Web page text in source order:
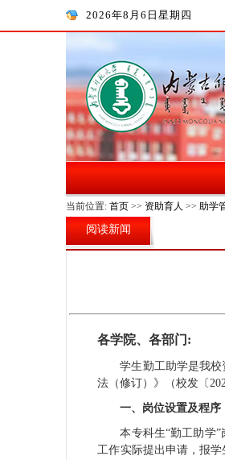
2026年8月6日星期四
当前位置: 首页 >> 资助育人 >> 助学
阅读新闻
各学院、各部门:
学生勤工助学是我
法（修订）》（校发〔
一、岗位设置及程序
本专科生“勤工助学
工作实际提出申请，报